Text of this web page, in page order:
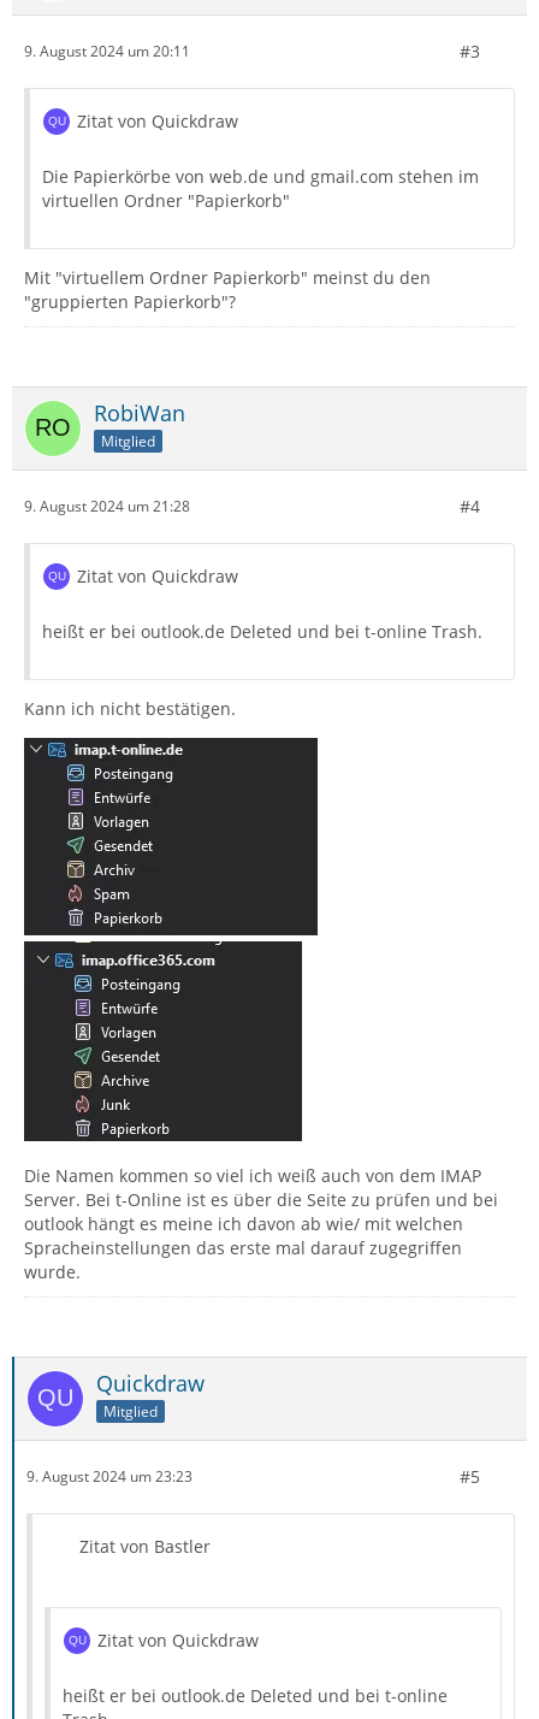
9. August 2024 um 20:11 #3
Zitat von Quickdraw
Die Papierkörbe von web.de und gmail.com stehen im
virtuellen Ordner "Papierkorb"
Mit "virtuellem Ordner Papierkorb" meinst du den
"gruppierten Papierkorb"?
RobiWan
Mitglied
9. August 2024 um 21:28 #4
Zitat von Quickdraw
heißt er bei outlook.de Deleted und bei t-online Trash.
Kann ich nicht bestätigen.
Die Namen kommen so viel ich weiß auch von dem IMAP
Server. Bei t-Online ist es über die Seite zu prüfen und bei
outlook hängt es meine ich davon ab wie/ mit welchen
Spracheinstellungen das erste mal darauf zugegriffen
wurde.
Quickdraw
Mitglied
9. August 2024 um 23:23 #5
Zitat von Bastler
Zitat von Quickdraw
heißt er bei outlook.de Deleted und bei t-online